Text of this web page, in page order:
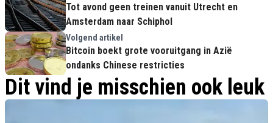
Tot avond geen treinen vanuit Utrecht en
Amsterdam naar Schiphol
Volgend artikel
Bitcoin boekt grote vooruitgang in Azië
ondanks Chinese restricties
Dit vind je misschien ook leuk